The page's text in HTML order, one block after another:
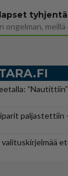
”Nautittiin”
paljastettiin